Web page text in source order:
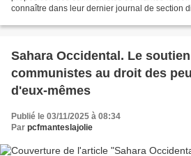
connaître dans leur dernier journal de section
Sahara Occidental. Le
communistes au droit des
d'eux-mêmes
Publié le 03/11/2025 à 08:34
Par pcfmanteslajolie